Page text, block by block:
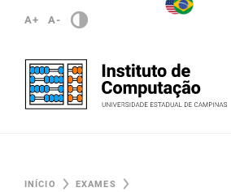
A+ A-
INÍCIO EXAMES